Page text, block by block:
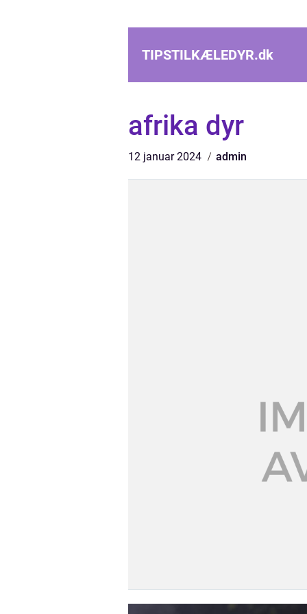
TIPSTILKÆLEDYR.dk
afrika dyr
12 januar 2024 admin